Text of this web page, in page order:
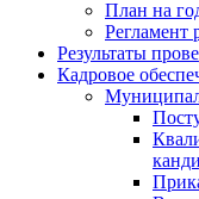
План на
Регламент
Результаты
Кадровое